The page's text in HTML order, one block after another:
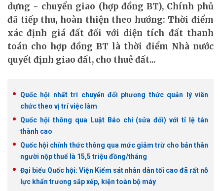
dựng - chuyển giao (hợp đồng BT), Chính phủ
đã tiếp thu, hoàn thiện theo hướng: Thời điểm
xác định giá đất đối với diện tích đất thanh
toán cho hợp đồng BT là thời điểm Nhà nước
quyết định giao đất, cho thuê đất...
Quốc hội nhất trí chuyển đổi phương thức quản lý viên
chức theo vị trí việc làm
Quốc hội thông qua Luật Báo chí (sửa đổi) với tỉ lệ tán
thành cao
Quốc hội chính thức thông qua mức giảm trừ cho bản thân
người nộp thuế là 15,5 triệu đồng/tháng
Đại biểu Quốc hội: Viện Kiểm sát nhân dân tối cao đã rất nỗ
lực khẩn trương sắp xếp, kiện toàn bộ máy